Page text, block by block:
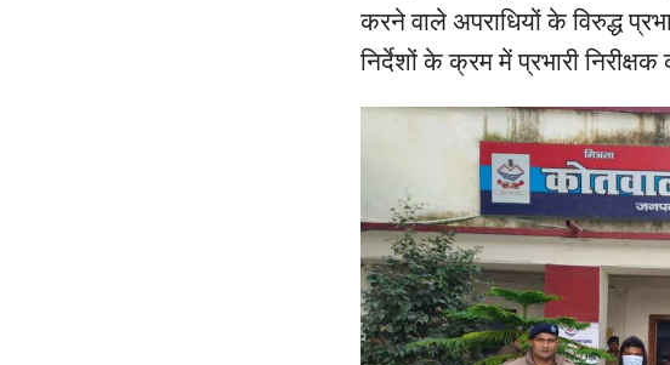
करने वाले अपराधियों के विरुद्ध
निर्देशों के क्रम में प्रभारी निरीक्षक